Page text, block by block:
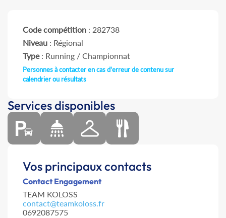
Code compétition : 282738
Niveau : Régional
Type: Running / Championnat
Personnes à contacter en cas d'erreur de contenu sur
calendrier ou résultats
Services disponibles
Vos principaux contacts
Contact Engagement
TEAM KOLOSS
contact@teamkoloss.fr
0692087575